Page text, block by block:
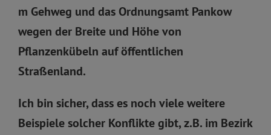
m Gehweg und das Ordnungsamt Pankow
wegen der Breite und Höhe von
Pflanzenkübeln auf öffentlichen
Straßenland.
Ich bin sicher, dass es noch viele weitere
Beispiele solcher Konflikte gibt, z.B. im Bezirk